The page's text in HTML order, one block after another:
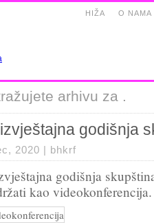
O NAMA
HIŽA
arhivu za .
godišnja
2020 | bhkrf
godišnja
kao videokonferencija.